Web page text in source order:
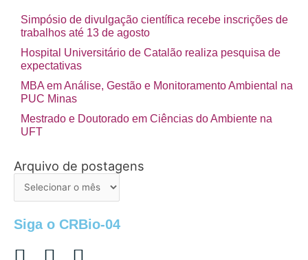
Simpósio de divulgação científica recebe inscrições de
trabalhos até 13 de agosto
Hospital Universitário de Catalão realiza pesquisa de
expectativas
MBA em Análise, Gestão e Monitoramento Ambiental na
PUC Minas
Mestrado e Doutorado em Ciências do Ambiente na
UFT
Arquivo de postagens
Arquivo
Siga o CRBio-04